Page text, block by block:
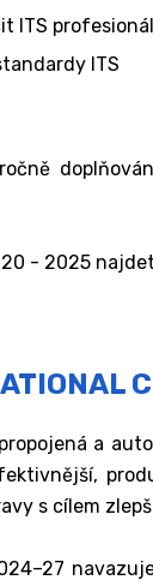
ITS
ITS
- 2025
a
s cílem